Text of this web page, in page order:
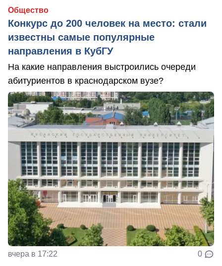
Общество
Конкурс до 200 человек на место: стали
известны самые популярные
направления в КубГУ
На какие направления выстроились очереди
абитуриентов в краснодарском вузе?
вчера в 17:22 0